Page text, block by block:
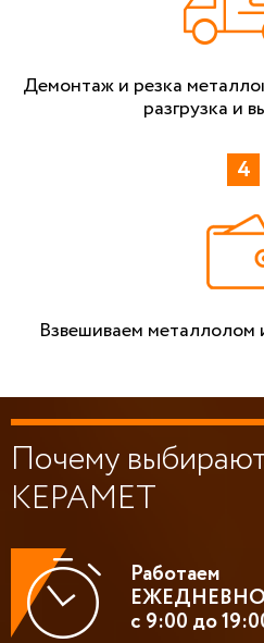
Демонтаж и резка
разгрузка и
Взвешиваем
Почему
КЕРАМЕТ
Работаем
ЕЖЕДНЕВНО
с 9:00 до